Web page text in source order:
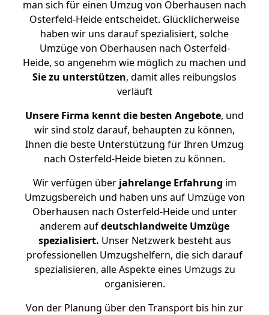
man sich für einen Umzug von Oberhausen nach
Osterfeld-Heide entscheidet. Glücklicherweise
haben wir uns darauf spezialisiert, solche
Umzüge von Oberhausen nach Osterfeld-
Heide, so angenehm wie möglich zu machen und
Sie zu unterstützen, damit alles reibungslos
verläuft
Unsere Firma kennt die besten Angebote, und
wir sind stolz darauf, behaupten zu können,
Ihnen die beste Unterstützung für Ihren Umzug
nach Osterfeld-Heide bieten zu können.
Wir verfügen überjahrelange Erfahrung im
Umzugsbereich und haben uns auf Umzüge von
Oberhausen nach Osterfeld-Heide und unter
anderem aufdeutschlandweite Umzüge
spezialisiert. Unser Netzwerk besteht aus
professionellen Umzugshelfern, die sich darauf
spezialisieren, alle Aspekte eines Umzugs zu
organisieren.
Von der Planung über den Transport bis hin zur